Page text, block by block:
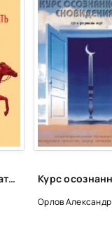
Как тренировать эмпатию. Развиваем самый главный навык взаимоотношений - Патрик Кинг
Орлов Александр